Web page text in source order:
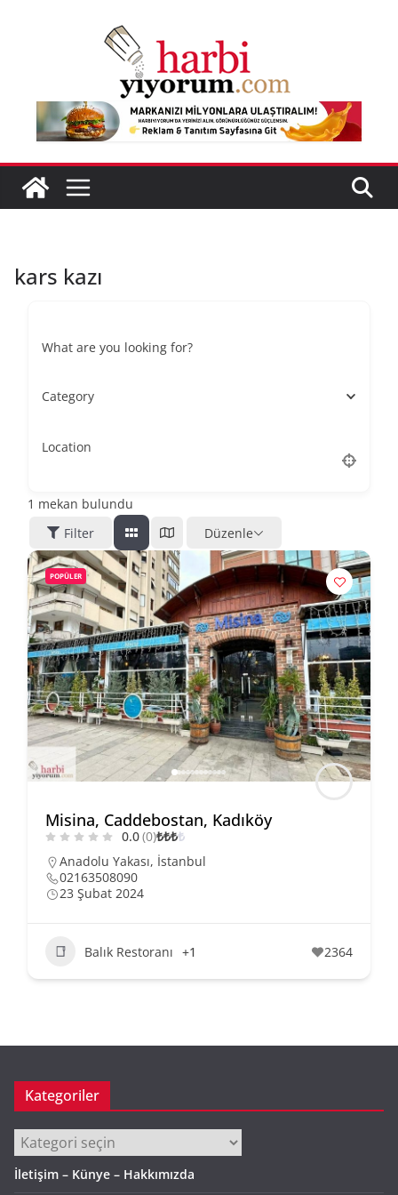
kars kazı
What are you looking for?
Category
Location
1 mekan bulundu
Filter
Düzenle
POPÜLER
Misina, Caddebostan, Kadıköy
0.0(0)₺₺₺₺
Anadolu Yakası, İstanbul
02163508090
23 Şubat 2024
Balık Restoranı +1 2364
Kategoriler
Kategoriler
İletişim – Künye – Hakkımızda